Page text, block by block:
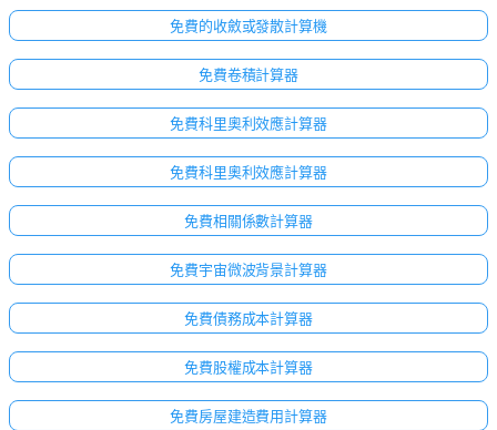
免費的收斂或發散計算機
免費卷積計算器
免費科里奧利效應計算器
免費科里奧利效應計算器
免費相關係數計算器
免費宇宙微波背景計算器
免費債務成本計算器
免費股權成本計算器
免費房屋建造費用計算器